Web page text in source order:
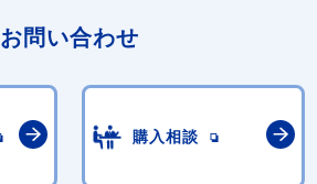
お問い合わせ
購入相談